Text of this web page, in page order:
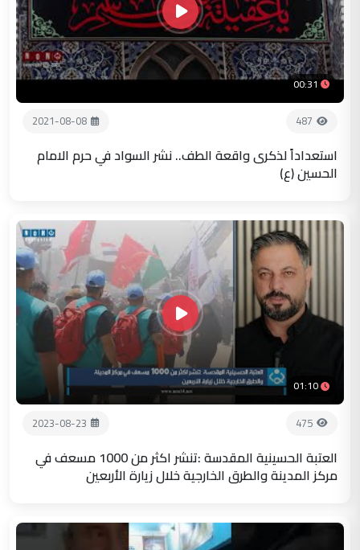
00:31
487
2021-08-08
استعداداً لذكرى واقعة الطف.. نشر السواد في حرم الامام
الحسين (ع)
01:10
475
2023-08-23
العتبة الحسينية المقدسة :تنشر اكثر من 1000 مسعف في
مركز المدينة والطرق الخارجية خلال زيارة الأربعين